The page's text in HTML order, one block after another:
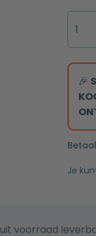
inbouw
drie-
knops
met
30cm
🎉
Je
uit voorraad